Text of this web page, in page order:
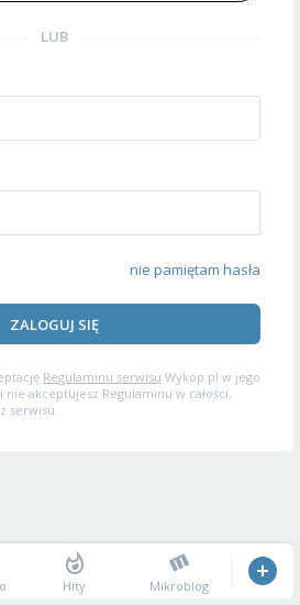
LUB
nie pamiętam hasła
ZALOGUJ SIĘ
Regulaminu serwisu Wykop.pl w jego
akceptujesz Regulaminu w całości,
serwisu.
Hity Mikroblog